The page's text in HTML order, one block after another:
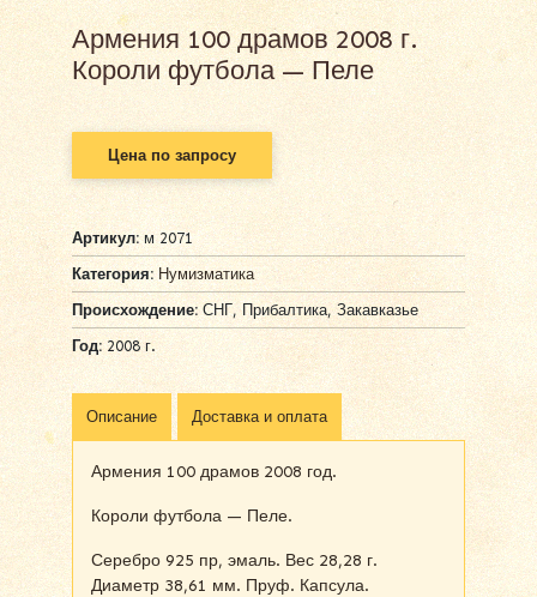
Армения 100 драмов 2008 г.
Короли футбола — Пеле
Цена по запросу
Артикул:м 2071
Категория: Нумизматика
Происхождение: СНГ, Прибалтика, Закавказье
Год: 2008 г.
Описание Доставка и оплата
Армения 100 драмов 2008 год.
Короли футбола — Пеле.
Серебро 925 пр, эмаль. Вес 28,28 г.
Диаметр 38,61 мм. Пруф. Капсула.